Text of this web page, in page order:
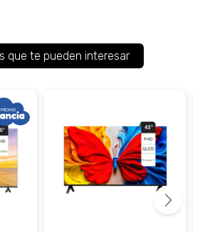
que te pueden interesar